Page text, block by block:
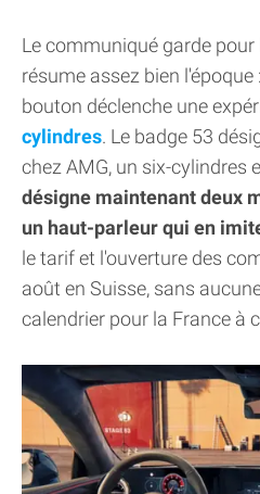
Le communiqué garde
résume assez bien
bouton déclenche une
cylindres. Le badge 53
chez AMG, un six-cylindres
désigne maintenant deux
un haut-parleur qui en
le tarif et l'ouverture des
août en Suisse, sans
calendrier pour la France à